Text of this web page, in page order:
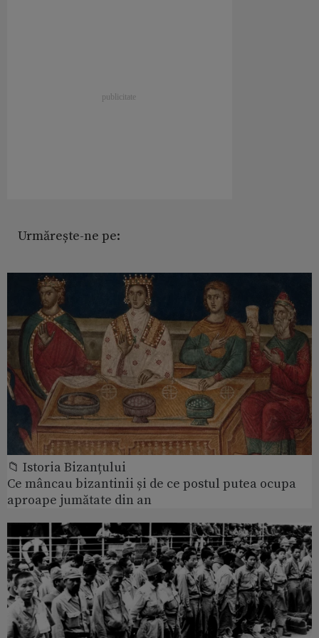
Urmărește-ne pe:
📁 Istoria Bizanțului
Ce mâncau bizantinii și de ce postul putea ocupa
aproape jumătate din an